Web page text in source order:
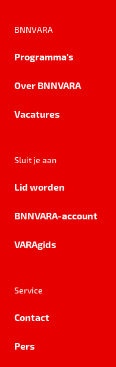
BNNVARA
Programma's
Over BNNVARA
Vacatures
Sluit je aan
Lid worden
BNNVARA-account
VARAgids
Service
Contact
Pers